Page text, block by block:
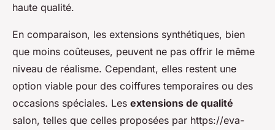
haute qualité.
En comparaison, les extensions synthétiques, bien
que moins coûteuses, peuvent ne pas offrir le même
niveau de réalisme. Cependant, elles restent une
option viable pour des coiffures temporaires ou des
occasions spéciales. Les extensions de qualité
salon, telles que celles proposées par https://eva-